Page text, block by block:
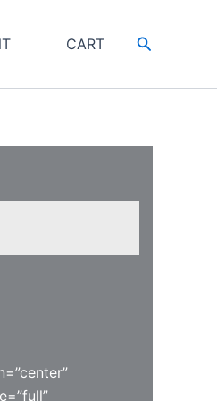
CART Search